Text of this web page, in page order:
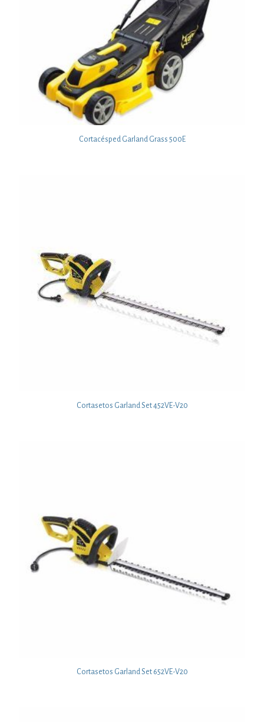
Cortacésped Garland Grass 500E
Cortasetos Garland Set 452VE-V20
Cortasetos Garland Set 652VE-V20